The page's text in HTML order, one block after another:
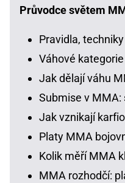
Průvodce světem
Pravidla,
Váhové
Jak dělají váhu
Submise v MMA:
Jak vznikají
Platy MMA
Kolik měří MMA
MMA rozhodčí: